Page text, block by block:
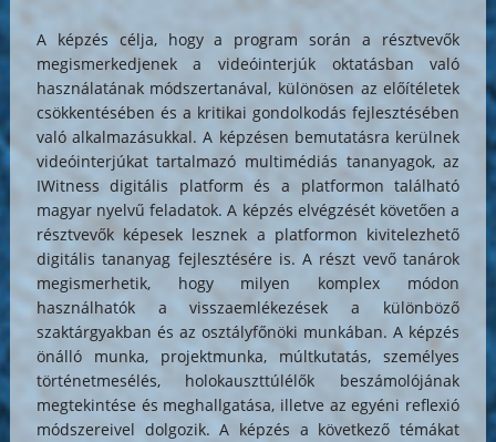
A képzés célja, hogy a program során a résztvevők
megismerkedjenek a videóinterjúk oktatásban való
használatának módszertanával, különösen az előítéletek
csökkentésében és a kritikai gondolkodás fejlesztésében
való alkalmazásukkal. A képzésen bemutatásra kerülnek
videóinterjúkat tartalmazó multimédiás tananyagok, az
IWitness digitális platform és a platformon található
magyar nyelvű feladatok. A képzés elvégzését követően a
résztvevők képesek lesznek a platformon kivitelezhető
digitális tananyag fejlesztésére is. A részt vevő tanárok
megismerhetik, hogy milyen komplex módon
használhatók a visszaemlékezések a különböző
szaktárgyakban és az osztályfőnöki munkában. A képzés
önálló munka, projektmunka, múltkutatás, személyes
történetmesélés, holokauszttúlélők beszámolójának
megtekintése és meghallgatása, illetve az egyéni reflexió
módszereivel dolgozik. A képzés a következő témákat